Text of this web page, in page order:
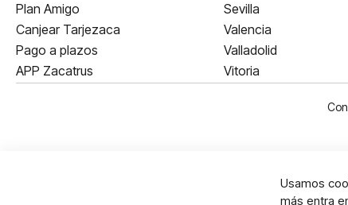
Plan Amigo
Canjear Tarjezaca
Pago a plazos
APP Zacatrus
Sevilla
Valencia
Valladolid
Vitoria
Usamos
más entra